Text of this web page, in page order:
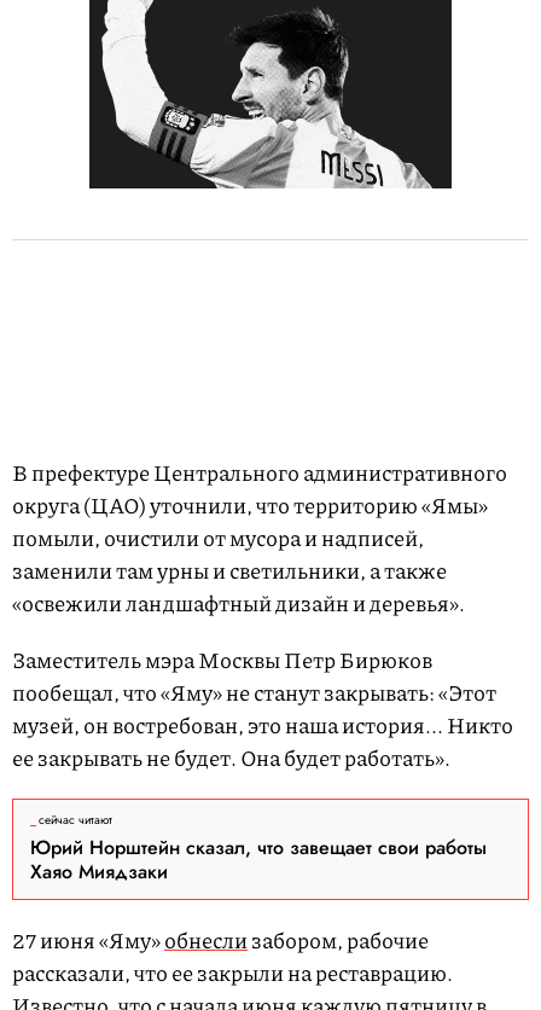
В префектуре Центрального административного
округа (ЦАО) уточнили, что территорию «Ямы»
помыли, очистили от мусора и надписей,
заменили там урны и светильники, а также
«освежили ландшафтный дизайн и деревья».
Заместитель мэра Москвы Петр Бирюков
пообещал, что «Яму» не станут закрывать: «Этот
музей, он востребован, это наша история... Никто
ее закрывать не будет. Она будет работать».
сейчас читают
Юрий Норштейн сказал, что завещает свои работы
Хаяо Миядзаки
27 июня «Яму»обнеслизабором, рабочие
рассказали, что ее закрыли на реставрацию.